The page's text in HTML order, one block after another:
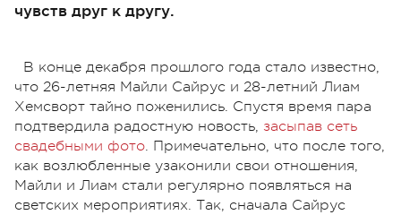
чувств друг к другу.
В конце декабря прошлого года стало известно,
что 26-летняя Майли Сайрус и 28-летний Лиам
Хемсворт тайно поженились. Спустя время пара
подтвердила радостную новость, засыпав сеть
свадебными фото. Примечательно, что после того,
как возлюбленные узаконили свои отношения,
Майли и Лиам стали регулярно появляться на
светских мероприятиях. Так, сначала Сайрус